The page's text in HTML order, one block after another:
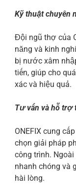
Kỹ thuật chuyên
Đội ngũ thợ của
năng và kinh
bị nước xâm
tiến, giúp cho
xác và hiệu quả.
Tư vấn và hỗ trợ
ONEFIX cung
chọn giải pháp
công trình.
nhanh chóng và
hài lòng.